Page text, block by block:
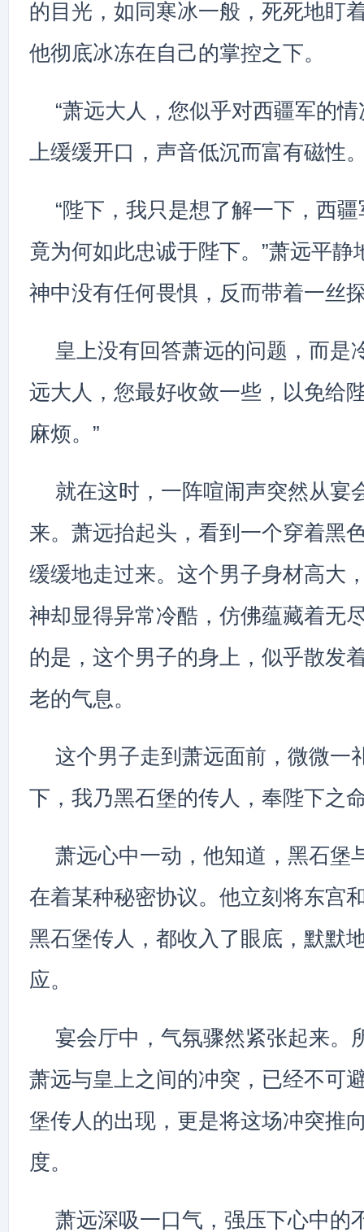
的目光，如同寒冰一般，死死地盯
他彻底冰冻在自己的掌控之下。
“萧远大人，您似乎对西疆军的
上缓缓开口，声音低沉而富有磁性
“陛下，我只是想了解一下，西
竟为何如此忠诚于陛下。”萧远平静
神中没有任何畏惧，反而带着一丝
皇上没有回答萧远的问题，而是
远大人，您最好收敛一些，以免给
麻烦。”
就在这时，一阵喧闹声突然从宴
来。萧远抬起头，看到一个穿着黑
缓缓地走过来。这个男子身材高大
神却显得异常冷酷，仿佛蕴藏着无
的是，这个男子的身上，似乎散发
老的气息。
这个男子走到萧远面前，微微一
下，我乃黑石堡的传人，奉陛下之
萧远心中一动，他知道，黑石堡
在着某种秘密协议。他立刻将东宫
黑石堡传人，都收入了眼底，默默
应。
宴会厅中，气氛骤然紧张起来。
萧远与皇上之间的冲突，已经不可
堡传人的出现，更是将这场冲突推
度。
萧远深吸一口气，强压下心中的